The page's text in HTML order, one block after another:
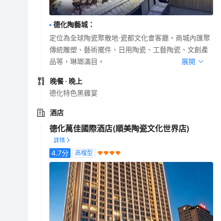
德化陶藝城：
定位為全球陶瓷聚散地·瓷都文化會客廳。商城內匯聚
傳統雕塑、藝術擺件、日用陶瓷、工藝陶瓷、文創產
品等，琳瑯滿目。
展開
晚餐 · 晚上
德化特色黑雞宴
酒店
德化萬佳國際酒店(順美陶瓷文化世界店)
4.7分 高檔型